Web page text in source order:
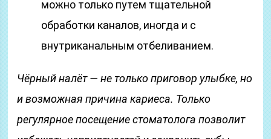
можно только путем тщательной
обработки каналов, иногда и с
внутриканальным отбеливанием.
Чёрный налёт — не только приговор улыбке, но
и возможная причина кариеса. Только
регулярное посещение стоматолога позволит